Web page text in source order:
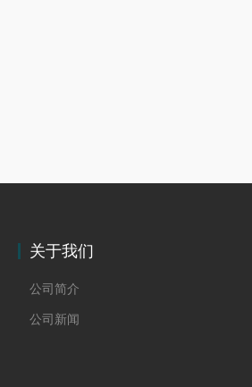
关于我们
公司简介
公司新闻